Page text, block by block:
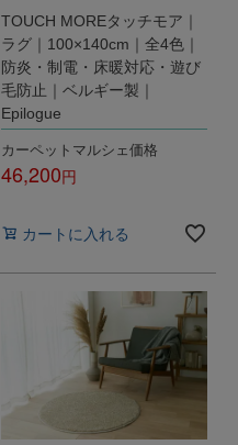
TOUCH MOREタッチモア｜
ラグ｜100×140cm｜全4色｜
防炎・制電・床暖対応・遊び
毛防止｜ベルギー製｜
Epilogue
カーペットマルシェ価格
46,200
カートに入れる